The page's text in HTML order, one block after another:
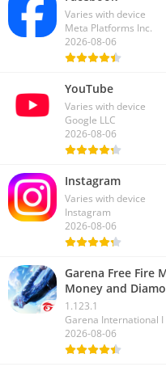
Varies with device
Meta Platforms Inc.
2026-08-06
YouTube
Varies with device
Google LLC
2026-08-06
Instagram
Varies with device
Instagram
2026-08-06
Garena Free Fire
Money and
1.123.1
Garena International I
2026-08-06